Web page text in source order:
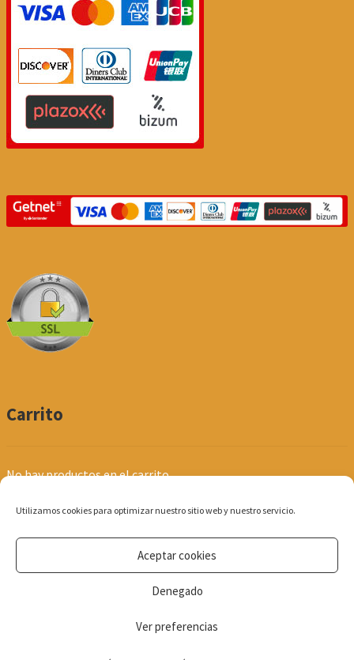
Utilizamos cookies para optimizar nuestro sitio web y nuestro servicio.
Aceptar cookies
Denegado
Ver preferencias
Carrito
No hay productos en el carrito.
© Produpel | Productos de Peluquería y Estética 2026